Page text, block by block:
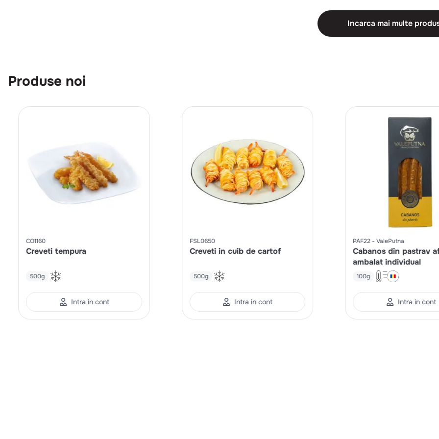
Incarca mai multe
Produse noi
CO1160
Creveti tempura
500g
Intra in cont
FSL0650
Creveti in cuib de cartof
500g
Intra in cont
PAF22 ValePutna
Cabanos din pastrav
ambalat individual
100g
Intra in cont